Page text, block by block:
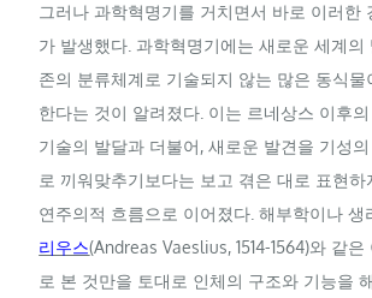
그러나 과학혁명기를 거치면서 바로 이러한
가 발생했다. 과학혁명기에는 새로운 세계의
존의 분류체계로 기술되지 않는 많은 동식물
한다는 것이 알려졌다. 이는 르네상스 이후
기술의 발달과 더불어, 새로운 발견을 기성
로 끼워맞추기보다는 보고 겪은 대로 표현
연주의적 흐름으로 이어졌다. 해부학이나
리우스(Andreas Vaeslius, 1514-1564)와 같
로 본 것만을 토대로 인체의 구조와 기능을